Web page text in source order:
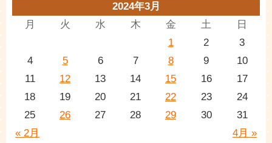
2024年3月
月
火 水 木 金 土 日
« 2月 4月 »
1 2
3
4
5 6 7 8 9
10
11
12 13 14 15 16
17
18
19 20 21 22 23
24
25
26 27 28 29 30 31